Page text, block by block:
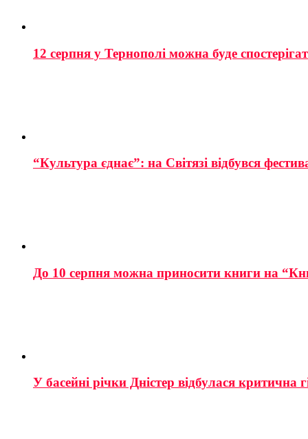
12 серпня у Тернополі можна буде
“Культура єднає”: на Світязі відбувся
До 10 серпня можна приносити книги на
У басейні річки Дністер відбулася критична